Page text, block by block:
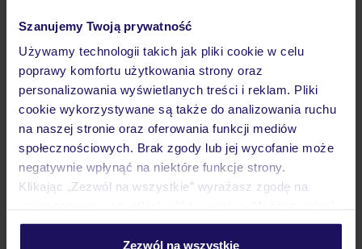
Szanujemy Twoją prywatność
Używamy technologii takich jak pliki cookie w celu
poprawy komfortu użytkowania strony oraz
personalizowania wyświetlanych treści i reklam. Pliki
cookie wykorzystywane są także do analizowania ruchu
na naszej stronie oraz oferowania funkcji mediów
społecznościowych. Brak zgody lub jej wycofanie może
negatywnie wpłynąć na niektóre funkcje strony.
Klikając „Zezwól na wszystkie” wyrażasz zgodę na
personalizować swój wybór wchodząc w zakładkę
Zezwól na wszystkie
Opinie
Pokoje
Wyżywienie
Atrakcje